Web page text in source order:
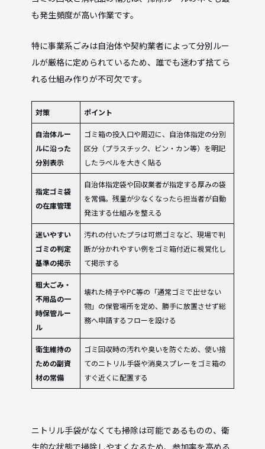
も発生頻度が高い作業です。
特に事業系ごみは自治体や契約業者によって分別ルー
ルが厳格に定められているため、誰でも迷わず捨てら
れる仕組み作りが不可欠です。
対策 ポイント
自治体ルー
ルに沿った
分別表示
ゴミ箱の投入口や周辺に、自治体指定の分別
区分（プラスチック、ビン・カン等）を明記
したラベルを大きく貼る
指定ゴミ袋
の在庫管理
自治体指定袋や回収業者が指定する厚みの袋
を常備。残量が少なくなったら担当者が自動
発注する仕組みを整える
迷いやすい
ゴミの判定
基準の掲示
汚れの付いたプラは可燃ゴミなど、現場で判
断が分かれやすい例をゴミ箱付近に視覚化し
て掲示する
粗大ごみ・
不用品の一
時保管ルー
ル
壊れた椅子やPC等の「通常ゴミで出せない
物」の保管場所を定め、勝手に放置させず総
務へ申請するフローを設ける
衛生維持の
ための副資
材の常備
ゴミ回収時の汚れや臭いを防ぐため、使い捨
てのニトリル手袋や消臭スプレーをゴミ箱の
すぐ近くに配置する
ニトリル手袋がなくても掃除は可能であるものの、衛
生的な状態で掃除しやすくなるため、参加率を高める